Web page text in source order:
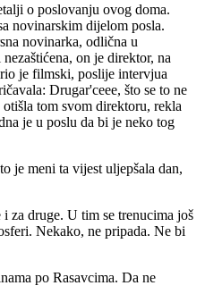
o poslovanju ovog doma.
novinarskim dijelom posla.
novinarka, odlična u
on je direktor, na
je filmski, poslije intervjua
Drugar'ceee, što se to ne
tom svom direktoru, rekla
je u poslu da bi je neko tog
je meni ta vijest uljepšala dan,
za druge. U tim se trenucima još
Nekako, ne pripada. Ne bi
po Rasavcima. Da ne